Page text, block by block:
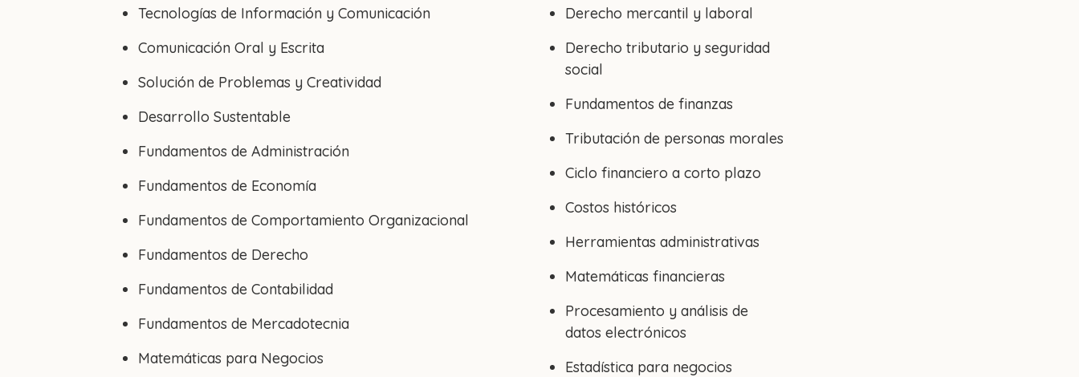
Tecnologías de Información y Comunicación
Comunicación Oral y Escrita
Solución de Problemas y Creatividad
Desarrollo Sustentable
Fundamentos de Administración
Fundamentos de Economía
Fundamentos de Comportamiento Organizacional
Fundamentos de Derecho
Fundamentos de Contabilidad
Fundamentos de Mercadotecnia
Matemáticas para Negocios
Derecho mercantil y laboral
Derecho tributario y seguridad
social
Fundamentos de finanzas
Tributación de personas morales
Ciclo financiero a corto plazo
Costos históricos
Herramientas administrativas
Matemáticas financieras
Procesamiento y análisis de
datos electrónicos
Estadística para negocios